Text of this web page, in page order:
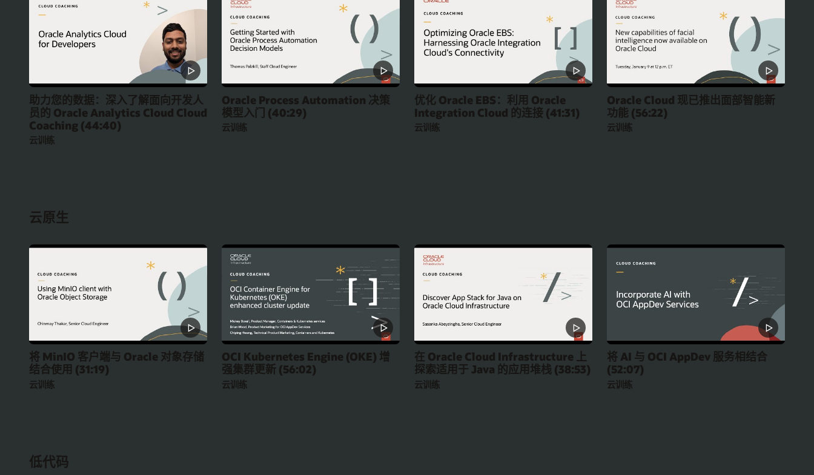
助力您的数据：深入了解面向开发人
员的 Oracle Analytics Cloud Cloud
Coaching (44:40)
云训练
Oracle Process Automation 决策
模型入门 (40:29)
云训练
优化 Oracle EBS：利用 Oracle
Integration Cloud 的连接 (41:31)
云训练
Oracle Cloud 现已推出面部智能新
功能 (56:22)
云训练
云原生
将 MinIO 客户端与 Oracle 对象存储
结合使用 (31:19)
云训练
OCI Kubernetes Engine (OKE) 增
强集群更新 (56:02)
云训练
在 Oracle Cloud Infrastructure 上
探索适用于 Java 的应用堆栈 (38:53)
云训练
将 AI 与 OCI AppDev 服务相结合
(52:07)
云训练
低代码